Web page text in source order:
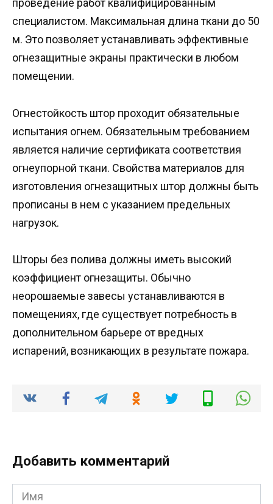
проведение работ квалифицированным
специалистом. Максимальная длина ткани до 50
м. Это позволяет устанавливать эффективные
огнезащитные экраны практически в любом
помещении.
Огнестойкость штор проходит обязательные
испытания огнем. Обязательным требованием
является наличие сертификата соответствия
огнеупорной ткани. Свойства материалов для
изготовления огнезащитных штор должны быть
прописаны в нем с указанием предельных
нагрузок.
Шторы без полива должны иметь высокий
коэффициент огнезащиты. Обычно
неорошаемые завесы устанавливаются в
помещениях, где существует потребность в
дополнительном барьере от вредных
испарений, возникающих в результате пожара.
Добавить комментарий
Имя